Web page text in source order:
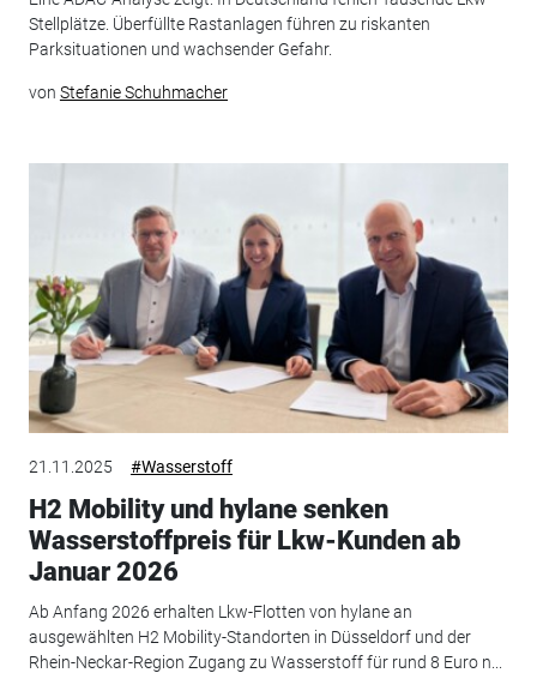
Stellplätze. Überfüllte Rastanlagen führen zu riskanten
Parksituationen und wachsender Gefahr.
von Stefanie Schuhmacher
21.11.2025 #Wasserstoff
H2 Mobility und hylane senken
Wasserstoffpreis für Lkw-Kunden ab
Januar 2026
Ab Anfang 2026 erhalten Lkw-Flotten von hylane an
ausgewählten H2 Mobility-Standorten in Düsseldorf und der
Rhein-Neckar-Region Zugang zu Wasserstoff für rund 8 Euro n...